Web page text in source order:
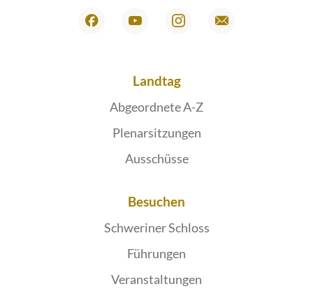
Landtag
Abgeordnete A-Z
Plenarsitzungen
Ausschüsse
Besuchen
Schweriner Schloss
Führungen
Veranstaltungen